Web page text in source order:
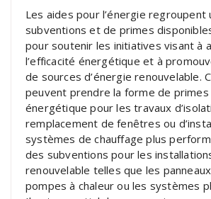
Les aides pour l’énergie regroupent
subventions et de primes
pour soutenir les initiatives visant à
l’efficacité énergétique et à
de sources d’énergie renouvelable.
peuvent prendre la forme de primes
énergétique pour les travaux
remplacement de fenêtres ou
systèmes de chauffage plus
des subventions pour les
renouvelable telles que les
pompes à chaleur ou les systèmes